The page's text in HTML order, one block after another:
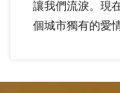
讓我們流淚。現
個城市獨有的愛